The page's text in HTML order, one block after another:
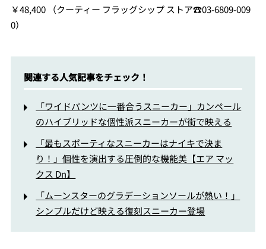
￥48,400 （クーティー フラッグシップ ストア☎03-6809-009
0）
関連する人気記事をチェック！
「ワイドパンツに一番合うスニーカー」カンペール
のハイブリッドな個性派スニーカーが街で映える
「最もスポーティなスニーカーはナイキで決ま
り！」個性を演出する圧倒的な機能美【エア マッ
クス Dn】
「ムーンスターのグラデーションソールが熱い！」
シンプルだけど映える復刻スニーカー登場